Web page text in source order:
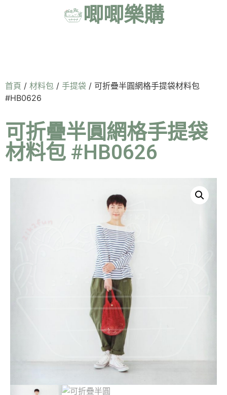
唧唧樂購
首頁 / 材料包 / 手提袋 / 可折疊半圓網格手提袋材料包
#HB0626
可折疊半圓網格手提袋
材料包 #HB0626